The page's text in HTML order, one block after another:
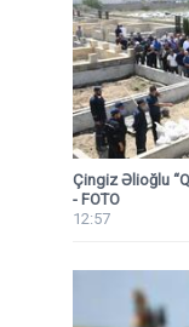
Çingiz Əlioğlu
- FOTO
12:57